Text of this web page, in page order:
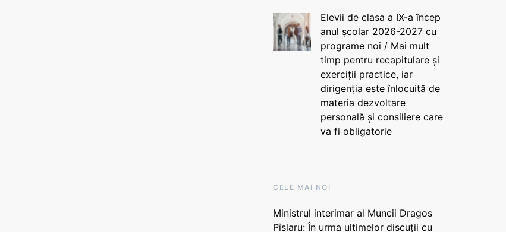
Elevii de clasa a IX-a încep
anul școlar 2026-2027 cu
programe noi / Mai mult
timp pentru recapitulare și
exerciții practice, iar
dirigenția este înlocuită de
materia dezvoltare
personală și consiliere care
va fi obligatorie
CELE MAI NOI
Ministrul interimar al Muncii Dragos
Pîslaru: În urma ultimelor discuții cu